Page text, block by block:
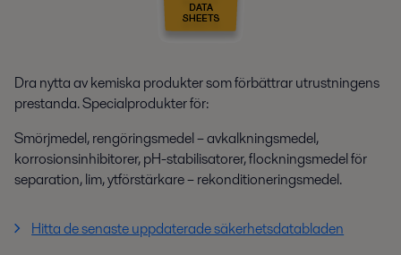
Dra nytta av kemiska produkter som förbättrar utrustningens
prestanda. Specialprodukter för:
Smörjmedel, rengöringsmedel – avkalkningsmedel,
korrosionsinhibitorer, pH-stabilisatorer, flockningsmedel för
separation, lim, ytförstärkare – rekonditioneringsmedel.
Hitta de senaste uppdaterade säkerhetsdatabladen